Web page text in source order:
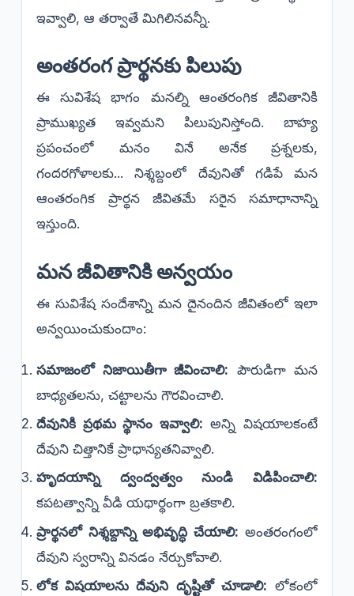
ఇవ్వాలి, ఆ తర్వాతే మిగిలినవన్నీ.
​అంతరంగ ప్రార్థనకు పిలుపు
​ఈ సువిశేష భాగం మనల్ని ఆంతరంగిక జీవితానికి
ప్రాముఖ్యత ఇవ్వమని పిలుపునిస్తోంది. బాహ్య
ప్రపంచంలో మనం వినే అనేక ప్రశ్నలకు,
గందరగోళాలకు... నిశ్శబ్దంలో దేవునితో గడిపే మన
ఆంతరంగిక ప్రార్థన జీవితమే సరైన సమాధానాన్ని
ఇస్తుంది.
​మన జీవితానికి అన్వయం
​ఈ సువిశేష సందేశాన్ని మన దైనందిన జీవితంలో ఇలా
అన్వయించుకుందాం:
సమాజంలో నిజాయితీగా జీవించాలి: పౌరుడిగా మన
బాధ్యతలను, చట్టాలను గౌరవించాలి.
దేవునికి ప్రథమ స్థానం ఇవ్వాలి: అన్ని విషయాలకంటే
దేవుని చిత్తానికే ప్రాధాన్యతనివ్వాలి.
హృదయాన్ని ద్వంద్వత్వం నుండి విడిపించాలి:
కపటత్వాన్ని వీడి యథార్థంగా బ్రతకాలి.
ప్రార్థనలో నిశ్శబ్దాన్ని అభివృద్ధి చేయాలి: అంతరంగంలో
దేవుని స్వరాన్ని వినడం నేర్చుకోవాలి.
లోక విషయాలను దేవుని దృష్టితో చూడాలి: లోకంలో